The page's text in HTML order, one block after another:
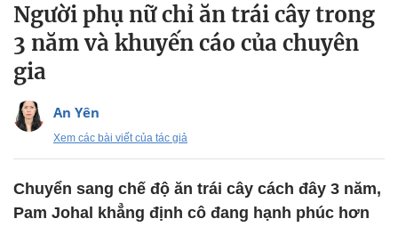
Người phụ nữ chỉ ăn trái cây trong
3 năm và khuyến cáo của chuyên
gia
An Yên
Xem các bài viết của tác giả
Chuyển sang chế độ ăn trái cây cách đây 3 năm,
Pam Johal khẳng định cô đang hạnh phúc hơn